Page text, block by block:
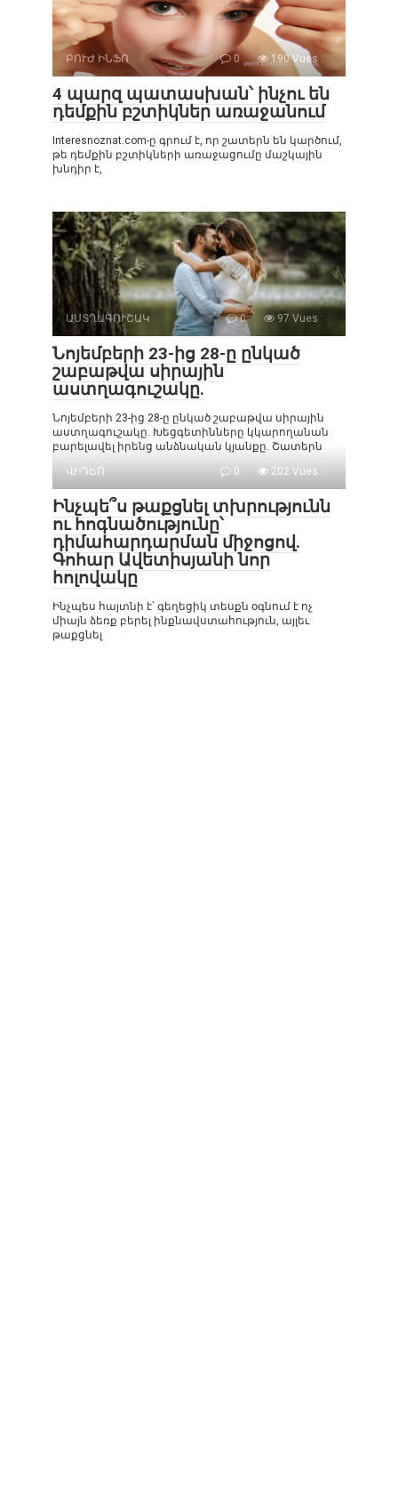
ԲՈՒԺ ԻՆՖՈ 0 190 Vues :
4 պարզ պատասխան՝ ինչու են
դեմքին բշտիկներ առաջանում
Interesnoznat.com-ը գրում է, որ շատերն են կարծում,
թե դեմքին բշտիկների առաջացումը մաշկային
խնդիր է,
ԱՍՏՂԱԳՈՒՇԱԿ 0 97 Vues :
Նոյեմբերի 23-ից 28-ը ընկած
շաբաթվա սիրային
աստղագուշակը.
Նոյեմբերի 23-ից 28-ը ընկած շաբաթվա սիրային
աստղագուշակը. Խեցգետինները կկարողանան
բարելավել իրենց անձնական կյանքը. Շատերն
ՎԻԴԵՈ
0 202 Vues :
Ինչպե՞ս թաքցնել տխրությունն
ու հոգնածությունը՝
դիմահարդարման միջոցով.
Գոհար Ավետիսյանի նոր
հոլովակը
Ինչպես հայտնի է՝ գեղեցիկ տեսքն օգնում է ոչ
միայն ձեռք բերել ինքնավստահություն, այլեւ
թաքցնել